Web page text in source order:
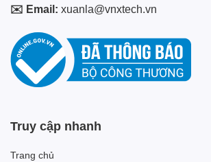
✉️ Email: xuanla@vnxtech.vn
Truy cập nhanh
Trang chủ